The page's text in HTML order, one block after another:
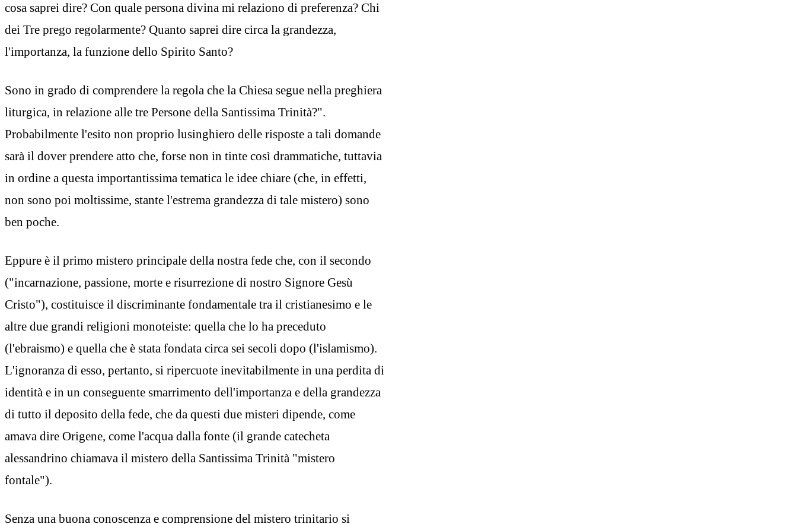
cosa saprei dire? Con quale persona divina mi relaziono di preferenza? Chi
dei Tre prego regolarmente? Quanto saprei dire circa la grandezza,
l'importanza, la funzione dello Spirito Santo?
Sono in grado di comprendere la regola che la Chiesa segue nella preghiera
liturgica, in relazione alle tre Persone della Santissima Trinità?".
Probabilmente l'esito non proprio lusinghiero delle risposte a tali domande
sarà il dover prendere atto che, forse non in tinte così drammatiche, tuttavia
in ordine a questa importantissima tematica le idee chiare (che, in effetti,
non sono poi moltissime, stante l'estrema grandezza di tale mistero) sono
ben poche.
Eppure è il primo mistero principale della nostra fede che, con il secondo
("incarnazione, passione, morte e risurrezione di nostro Signore Gesù
Cristo"), costituisce il discriminante fondamentale tra il cristianesimo e le
altre due grandi religioni monoteiste: quella che lo ha preceduto
(l'ebraismo) e quella che è stata fondata circa sei secoli dopo (l'islamismo).
L'ignoranza di esso, pertanto, si ripercuote inevitabilmente in una perdita di
identità e in un conseguente smarrimento dell'importanza e della grandezza
di tutto il deposito della fede, che da questi due misteri dipende, come
amava dire Origene, come l'acqua dalla fonte (il grande catecheta
alessandrino chiamava il mistero della Santissima Trinità "mistero
fontale").
Senza una buona conoscenza e comprensione del mistero trinitario si